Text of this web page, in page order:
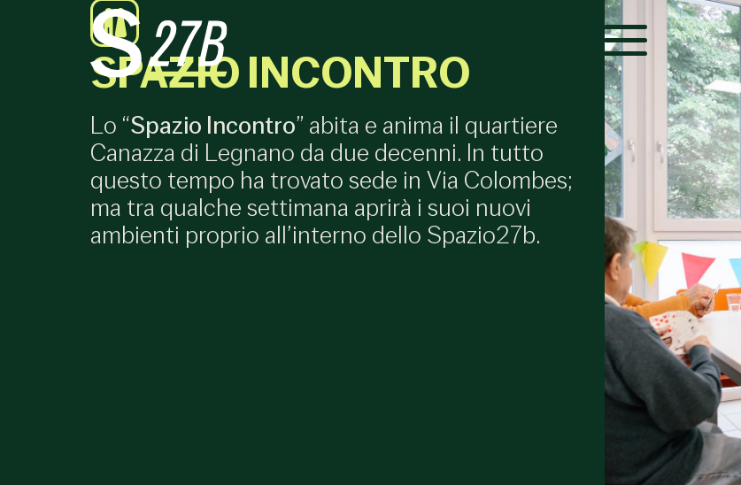
SPAZIO INCONTRO
Lo “Spazio Incontro” abita e anima il quartiere
Canazza di Legnano da due decenni. In tutto
questo tempo ha trovato sede in Via Colombes;
ma tra qualche settimana aprirà i suoi nuovi
ambienti proprio all’interno dello Spazio27b.